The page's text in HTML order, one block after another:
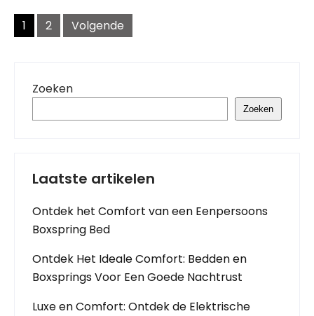
Berichten
navigatie
1 2 Volgende
Zoeken
Zoeken
Laatste artikelen
Ontdek het Comfort van een Eenpersoons
Boxspring Bed
Ontdek Het Ideale Comfort: Bedden en
Boxsprings Voor Een Goede Nachtrust
Luxe en Comfort: Ontdek de Elektrische